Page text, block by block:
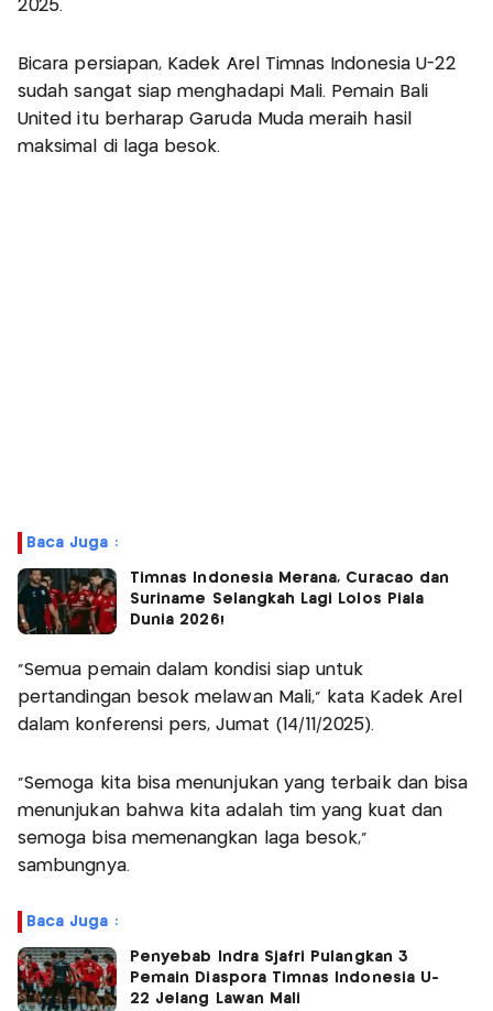
2025.
Bicara persiapan, Kadek Arel Timnas Indonesia U-22
sudah sangat siap menghadapi Mali. Pemain Bali
United itu berharap Garuda Muda meraih hasil
maksimal di laga besok.
Baca Juga :
Timnas Indonesia Merana, Curacao dan
Suriname Selangkah Lagi Lolos Piala
Dunia 2026!
“Semua pemain dalam kondisi siap untuk
pertandingan besok melawan Mali,” kata Kadek Arel
dalam konferensi pers, Jumat (14/11/2025).
“Semoga kita bisa menunjukan yang terbaik dan bisa
menunjukan bahwa kita adalah tim yang kuat dan
semoga bisa memenangkan laga besok,”
sambungnya.
Baca Juga :
Penyebab Indra Sjafri Pulangkan 3
Pemain Diaspora Timnas Indonesia U-
22 Jelang Lawan Mali